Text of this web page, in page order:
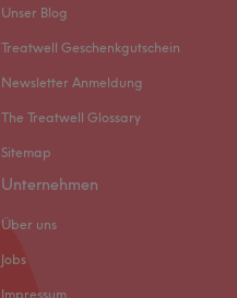
Unser Blog
Treatwell Geschenkgutschein
Newsletter Anmeldung
The Treatwell Glossary
Sitemap
Unternehmen
Über uns
Jobs
Impressum